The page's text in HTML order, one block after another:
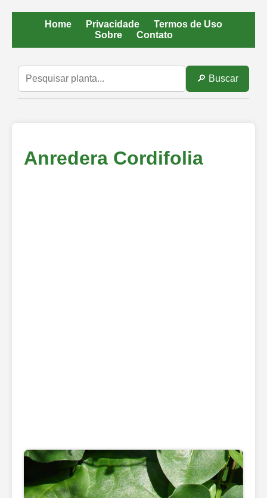
Home Privacidade
Termos de Uso
Sobre
Contato
🔎 Buscar
Anredera Cordifolia